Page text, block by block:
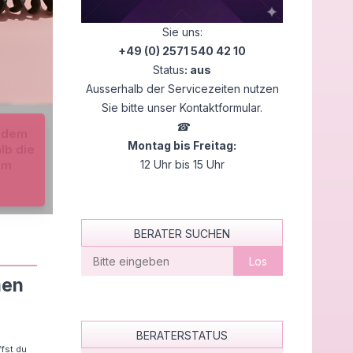
die
du
Sie uns:
+49 (0) 2571 540 42 10
Status: aus
Ausserhalb der Servicezeiten nutzen
Sie bitte unser Kontaktformular.
☎
Montag bis Freitag:
12 Uhr bis 15 Uhr
BERATER SUCHEN
Berater finden
BERATERSTATUS